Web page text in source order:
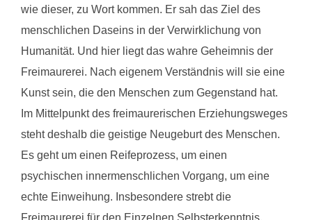
wie dieser, zu Wort kommen. Er sah das Ziel des
menschlichen Daseins in der Verwirklichung von
Humanität. Und hier liegt das wahre Geheimnis der
Freimaurerei. Nach eigenem Verständnis will sie eine
Kunst sein, die den Menschen zum Gegenstand hat.
Im Mittelpunkt des freimaurerischen Erziehungsweges
steht deshalb die geistige Neugeburt des Menschen.
Es geht um einen Reifeprozess, um einen
psychischen innermenschlichen Vorgang, um eine
echte Einweihung. Insbesondere strebt die
Freimaurerei für den Einzelnen Selbsterkenntnis,